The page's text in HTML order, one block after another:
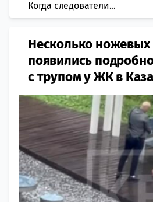
Когда следователи...
Несколько ножевых
появились
с трупом у ЖК в